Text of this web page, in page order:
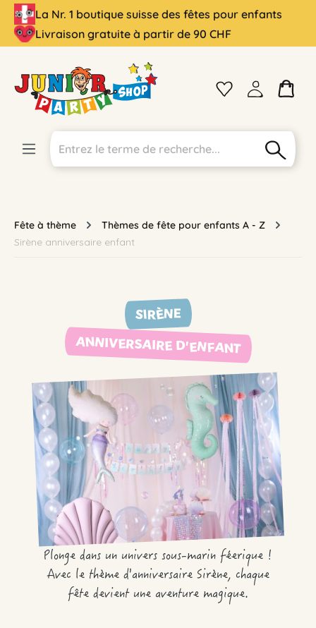
principal
La Nr. 1 boutique suisse des fêtes pour enfants
Livraison gratuite à partir de 90 CHF
Fête à thème
Thèmes de fête pour enfants A - Z
Sirène anniversaire enfant
SIRÈNE
ANNIVERSAIRE D'ENFANT
Plonge dans un univers sous-marin féerique !
Avec le thème d'anniversaire Sirène, chaque
fête devient une aventure magique.